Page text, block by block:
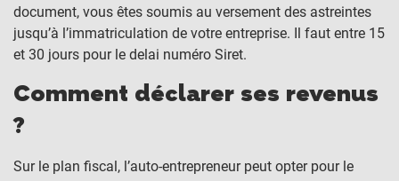
document, vous êtes soumis au versement des astreintes
jusqu’à l’immatriculation de votre entreprise. Il faut entre 15
et 30 jours pour le delai numéro Siret.
Comment déclarer ses revenus
?
Sur le plan fiscal, l’auto-entrepreneur peut opter pour le